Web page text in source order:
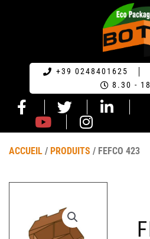
+39 0248401625
8.30 -
ACCUEIL / PRODUITS / FEFCO 423